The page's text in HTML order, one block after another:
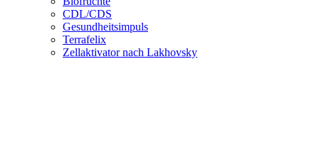
CDL/CDS
Gesundheitsimpuls
Terrafelix
Zellaktivator nach Lakhovsky